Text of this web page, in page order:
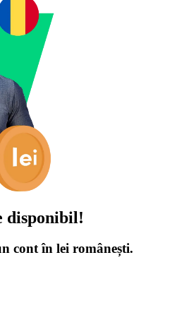
disponibil!
cont în lei românești.